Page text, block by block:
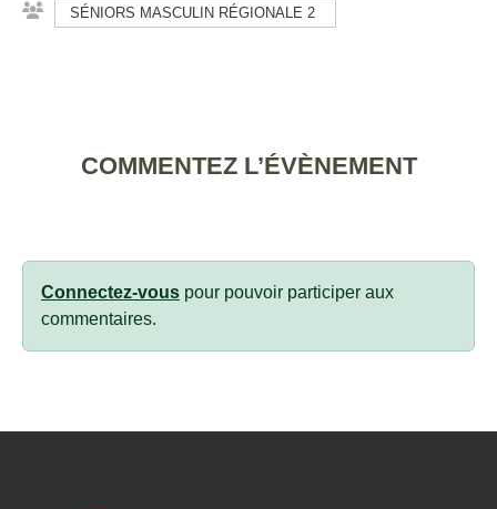
SÉNIORS MASCULIN RÉGIONALE 2
COMMENTEZ L’ÉVÈNEMENT
Connectez-vous pour pouvoir participer aux
commentaires.